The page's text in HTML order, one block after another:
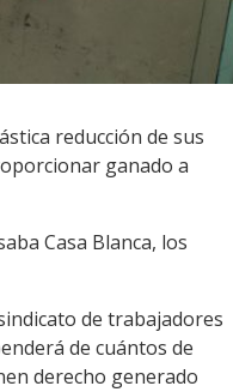
reducción de sus
ganado a
Casa Blanca, los
de trabajadores
de cuántos de
derecho generado